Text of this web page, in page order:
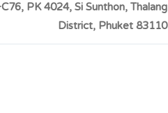
PK 4024, Si Sunthon, Thalang
District, Phuket 83110